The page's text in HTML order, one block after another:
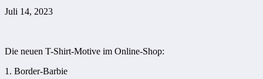
Juli 14, 2023
Die neuen T-Shirt-Motive im Online-Shop:
1. Border-Barbie